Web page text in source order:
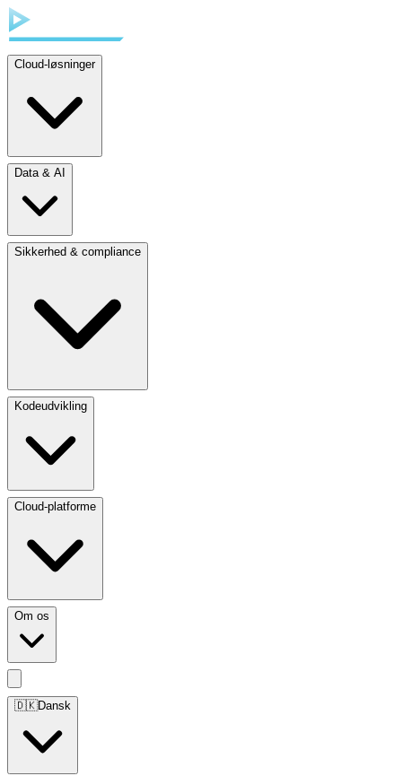
Cloud-løsninger
Data & AI
Sikkerhed & compliance
Kodeudvikling
Cloud-platforme
Om os
🇩🇰Dansk